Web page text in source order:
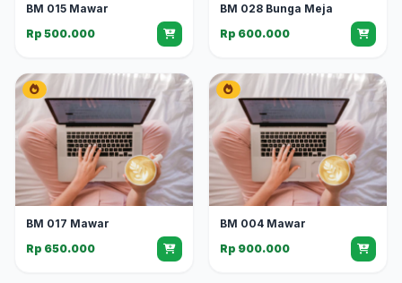
BM 015 Mawar
Rp 500.000
BM 028 Bunga Meja
Rp 600.000
BM 017 Mawar
Rp 650.000
BM 004 Mawar
Rp 900.000